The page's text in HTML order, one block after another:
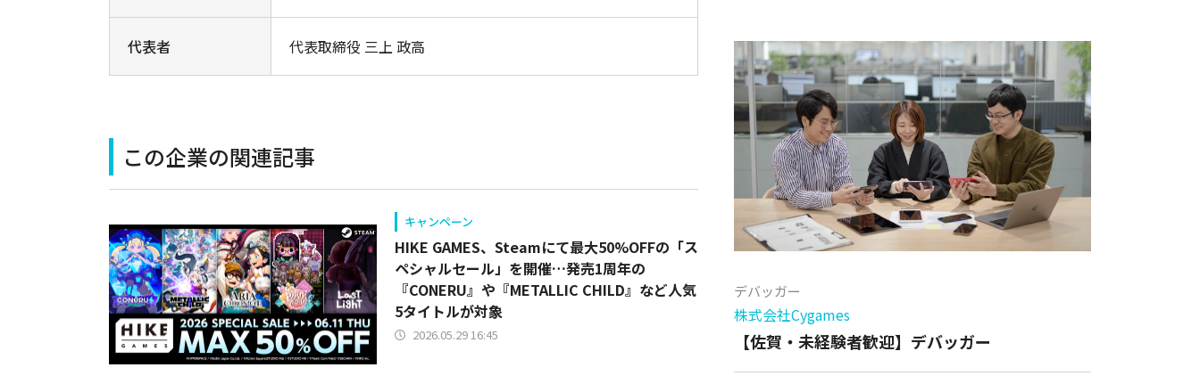
代表者 代表取締役 三上 政高
この企業の関連記事
キャンペーン
HIKE GAMES、Steamにて最大50%OFFの「ス
ペシャルセール」を開催…発売1周年の
『CONERU』や『METALLIC CHILD』など人気
5タイトルが対象
2026.05.29 16:45
デバッガー
株式会社Cygames
【佐賀・未経験者歓迎】デバッガー